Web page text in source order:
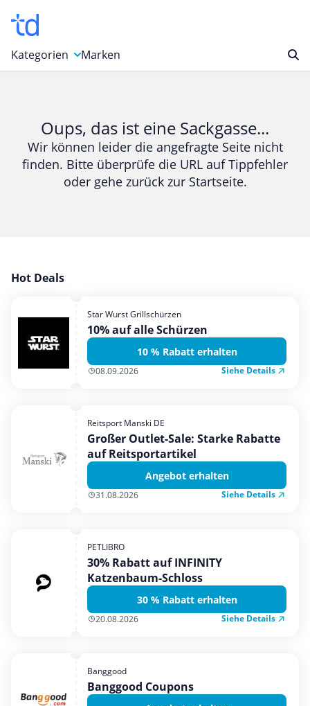
Kategorien
Bücher & Magazine
Computer & Elektronik
Entertainment & Media
Garten, Haushalt & Tiere
Mobilfunk & Internet
Mode & Accessoires
Shopping
Urlaub & Reise
Marken
Oups, das ist eine Sackgasse...
Wir können leider die angefragte Seite nicht
finden. Bitte überprüfe die URL auf Tippfehler
oder gehe zurück zur Startseite.
Hot Deals
Star Wurst Grillschürzen
10% auf alle Schürzen
10 % Rabatt erhalten
08.09.2026 Siehe Details
Reitsport Manski DE
Großer Outlet-Sale: Starke Rabatte
auf Reitsportartikel
Angebot erhalten
31.08.2026 Siehe Details
PETLIBRO
30% Rabatt auf INFINITY
Katzenbaum-Schloss
30 % Rabatt erhalten
20.08.2026 Siehe Details
Banggood
Banggood Coupons